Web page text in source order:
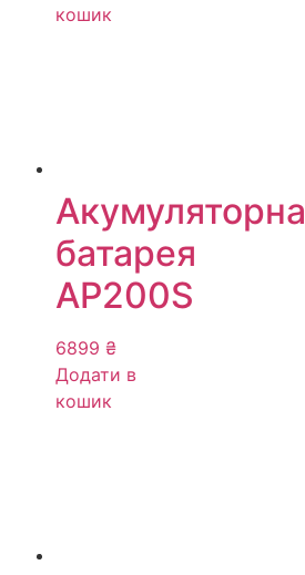
кошик
Акумуляторна
батарея
AP200S
6899 ₴
Додати в
кошик